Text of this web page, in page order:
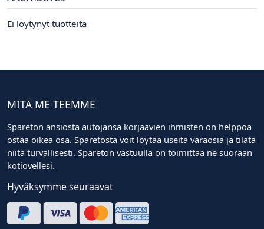
Ei löytynyt tuotteita
MITÄ ME TEEMME
Spareton ansiosta autojansa korjaavien ihmisten on helppoa
ostaa oikea osa. Sparetosta voit löytää useita varaosia ja tilata
niitä turvallisesti. Spareton vastuulla on toimittaa ne suoraan
kotiovellesi.
Hyväksymme seuraavat